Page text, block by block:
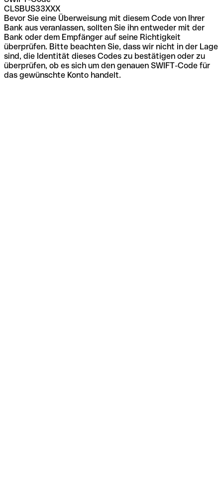
CLSBUS33XXX
Bevor Sie eine Überweisung mit diesem Code von Ihrer
Bank aus veranlassen, sollten Sie ihn entweder mit der
Bank oder dem Empfänger auf seine Richtigkeit
überprüfen. Bitte beachten Sie, dass wir nicht in der Lage
sind, die Identität dieses Codes zu bestätigen oder zu
überprüfen, ob es sich um den genauen SWIFT-Code für
das gewünschte Konto handelt.